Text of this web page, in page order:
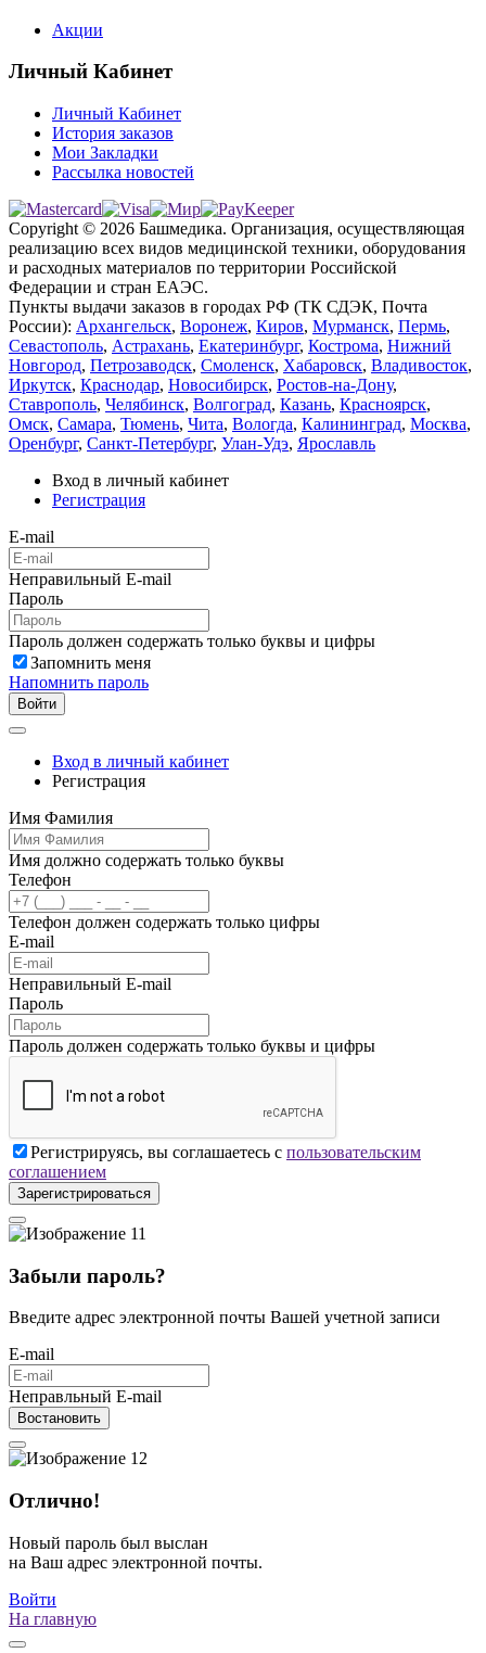
Акции
Личный Кабинет
Личный Кабинет
История заказов
Мои Закладки
Рассылка новостей
Copyright © 2026 Башмедика. Организация, осуществляющая
реализацию всех видов медицинской техники, оборудования
и расходных материалов по территории Российской
Федерации и стран ЕАЭС.
Пункты выдачи заказов в городах РФ (ТК СДЭК, Почта
России): Архангельск, Воронеж, Киров, Мурманск, Пермь,
Севастополь, Астрахань, Екатеринбург, Кострома, Нижний
Новгород, Петрозаводск, Смоленск, Хабаровск, Владивосток,
Иркутск, Краснодар, Новосибирск, Ростов-на-Дону,
Ставрополь, Челябинск, Волгоград, Казань, Красноярск,
Омск, Самара, Тюмень, Чита, Вологда, Калининград, Москва,
Оренбург, Санкт-Петербург, Улан-Удэ, Ярославль
Вход в личный кабинет
Регистрация
E-mail
Неправильный E-mail
Пароль
Пароль должен содержать только буквы и цифры
Запомнить меня
Напомнить пароль
Войти
Вход в личный кабинет
Регистрация
Имя Фамилия
Имя должно содержать только буквы
Телефон
Телефон должен содержать только цифры
E-mail
Неправильный E-mail
Пароль
Пароль должен содержать только буквы и цифры
Регистрируясь, вы соглашаетесь с пользовательским
соглашением
Зарегистрироваться
Забыли пароль?
Введите адрес электронной почты Вашей учетной записи
E-mail
Неправльный E-mail
Востановить
Отлично!
Новый пароль был выслан
на Ваш адрес электронной почты.
Войти
На главную